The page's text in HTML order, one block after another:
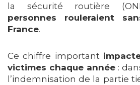
la sécurité routière
personnes rouleraient
France.
Ce chiffre important
victimes chaque année:
l’indemnisation de la partie